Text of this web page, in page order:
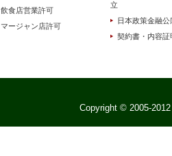
飲食店営業許可
マージャン店許可
立
日本政策金融公
契約書・内容証
Copyright © 2005-